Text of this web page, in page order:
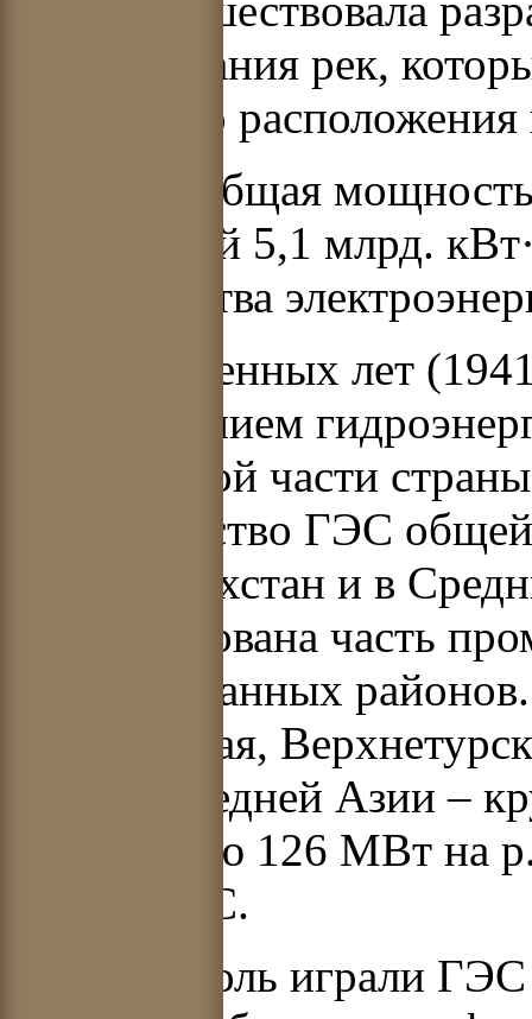
ГЭС предшествовала
использования рек,
каскадного
В 1940 г. общая
выработкой 5,1 млрд.
производства
Период военных лет
перемещением
европейской части
строительство ГЭС
Урал, Казахстан и в
перебазирована часть
оккупированных
Аргазинская,
ГЭС, в Средней Азии –
мощностью 126 МВт на
малых ГЭС.
Важную роль играли